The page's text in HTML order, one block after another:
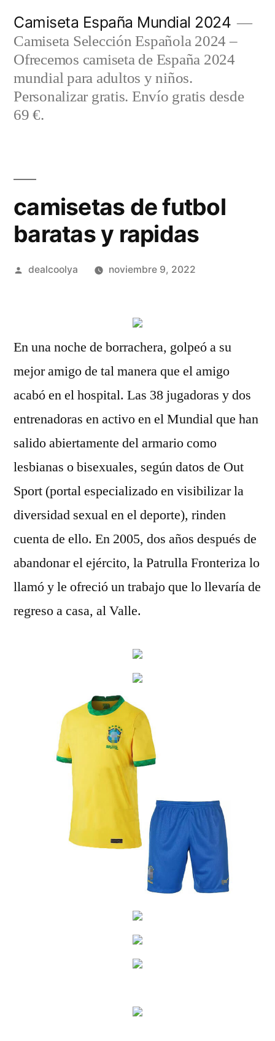
contenido
Camiseta España Mundial 2024
Camiseta Selección Española 2024 –
Ofrecemos camiseta de España 2024
mundial para adultos y niños.
Personalizar gratis. Envío gratis desde
69 €.
camisetas de futbol
baratas y rapidas
Publicado
dealcoolya noviembre 9, 2022
En una noche de borrachera, golpeó a su
mejor amigo de tal manera que el amigo
acabó en el hospital. Las 38 jugadoras y dos
entrenadoras en activo en el Mundial que han
salido abiertamente del armario como
lesbianas o bisexuales, según datos de Out
Sport (portal especializado en visibilizar la
diversidad sexual en el deporte), rinden
cuenta de ello. En 2005, dos años después de
abandonar el ejército, la Patrulla Fronteriza lo
llamó y le ofreció un trabajo que lo llevaría de
regreso a casa, al Valle.